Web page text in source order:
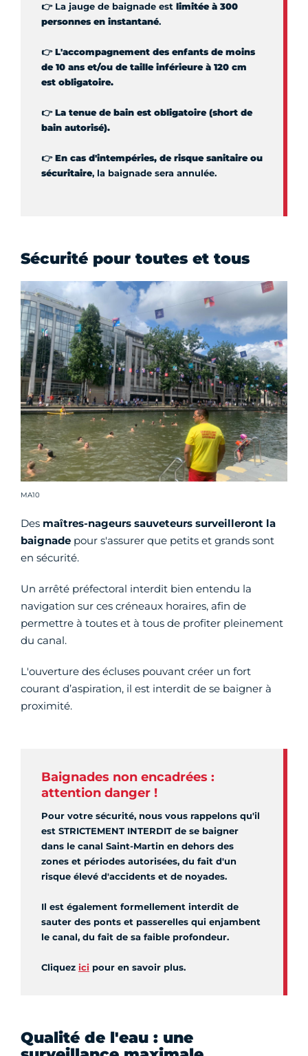
👉 La jauge de baignade est limitée à 300
personnes en instantané.
👉 L'accompagnement des enfants de moins
de 10 ans et/ou de taille inférieure à 120 cm
est obligatoire.
👉 La tenue de bain est obligatoire (short de
bain autorisé).
👉 En cas d'intempéries, de risque sanitaire ou
sécuritaire, la baignade sera annulée.
Sécurité pour toutes et tous
Crédit photo :
MA10
Des maîtres-nageurs sauveteurs surveilleront la
baignade pour s'assurer que petits et grands sont
en sécurité.
Un arrêté préfectoral interdit bien entendu la
navigation sur ces créneaux horaires, afin de
permettre à toutes et à tous de profiter pleinement
du canal.
L'ouverture des écluses pouvant créer un fort
courant d’aspiration, il est interdit de se baigner à
proximité.
Baignades non encadrées :
attention danger !
Pour votre sécurité, nous vous rappelons qu'il
est STRICTEMENT INTERDIT de se baigner
dans le canal Saint-Martin en dehors des
zones et périodes autorisées, du fait d'un
risque élevé d'accidents et de noyades.
Il est également formellement interdit de
sauter des ponts et passerelles qui enjambent
le canal, du fait de sa faible profondeur.
Cliquez ici pour en savoir plus.
Qualité de l'eau : une